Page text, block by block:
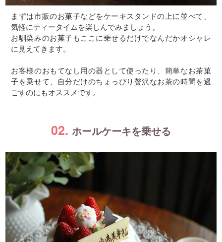
まずは市販のお菓子などをケーキスタンドの上に並べて、
気軽にティータイムを楽しんでみましょう。
お馴染みのお菓子もここに乗せるだけでなんだかオシャレ
に見えてきます。
お客様のおもてなし用の器として使ったり、簡単なお茶菓
子を乗せて、自分だけのちょっぴり贅沢なお茶の時間を過
ごすのにもオススメです。
02. ホールケーキを乗せる